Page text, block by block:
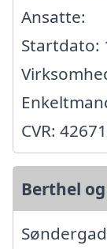
Ansatte:
Startdato:
CVR:
Berthel